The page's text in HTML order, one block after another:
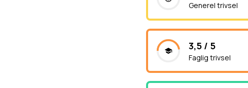
Generel trivsel
3,5 / 5
Faglig trivsel